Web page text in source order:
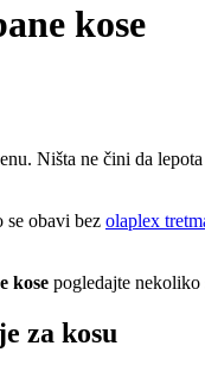
kose
Ništa ne čini da
se obavi bez olaplex
kose pogledajte nekoliko
za kosu